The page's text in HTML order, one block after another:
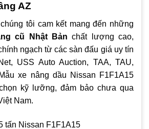
AZ
tôi cam kết mang đến những
cũ Nhật Bản chất lượng cao,
ngạch từ các sàn đấu giá uy tín
USS Auto Auction, TAA, TAU,
xe nâng dầu Nissan F1F1A15
kỹ lưỡng, đảm bảo chưa qua
Nam.